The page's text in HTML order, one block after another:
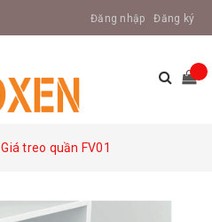
Đăng nhập Đăng ký
Giá treo quần FV01